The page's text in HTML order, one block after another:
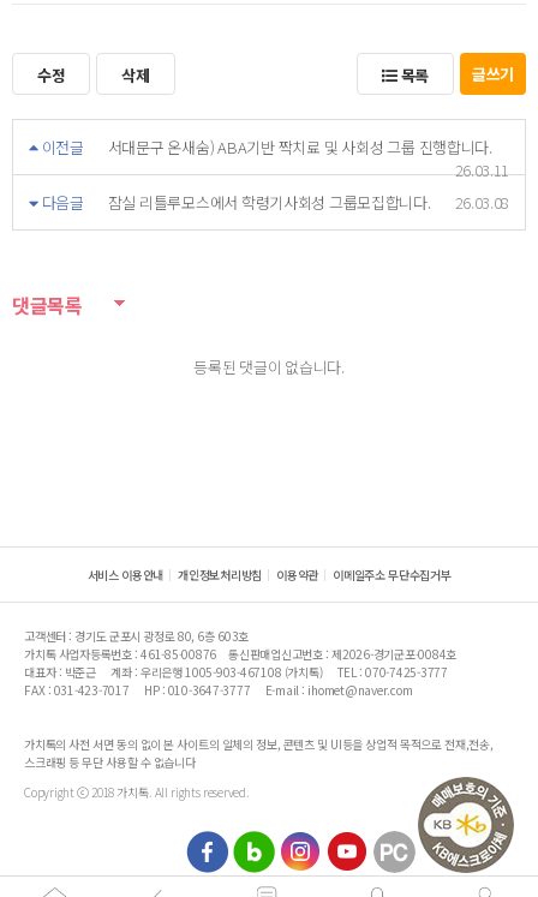
수정 삭제 목록 글쓰기
이전글
서대문구 온새숨) ABA기반 짝치료 및 사회성 그룹 진행합니다.
26.03.11
다음글
잠실 리틀루모스에서 학령기사회성 그룹모집합니다. 26.03.08
댓글목록
등록된 댓글이 없습니다.
서비스 이용안내 개인정보처리방침 이용약관 이메일주소 무단수집거부
고객센터 : 경기도 군포시 광정로 80, 6층 603호
가치톡 사업자등록번호 : 461-85-00876
통신판매업신고번호 : 제2026-경기군포-0084호
대표자 : 박준근
계좌 : 우리은행 1005-903-467108 (가치톡)
TEL : 070-7425-3777
FAX : 031-423-7017
HP : 010-3647-3777 E-mail : ihomet@naver.com
가치톡의 사전 서면 동의 없이 본 사이트의 일체의 정보, 콘텐츠 및 UI등을 상업적 목적으로 전재,전송,
스크래핑 등 무단 사용할 수 없습니다
Copyright ⓒ 2018 가치톡. All rights reserved.